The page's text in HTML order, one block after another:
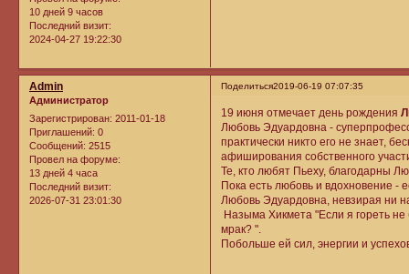
10 дней 9 часов
Последний визит:
2024-04-27 19:22:30
Поделиться2019-06-19 07:07:35
Admin
Администратор
Зарегистрирован: 2011-01-18
Приглашений: 0
Сообщений: 2515
Провел на форуме:
13 дней 4 часа
Последний визит:
2026-07-31 23:01:30
19 июня отмечает день рождения
Любовь Эдуардовна -
практически никто его не знает,
афиширования собственного
Те, кто любят Пьеху, благодарны
Пока есть любовь и вдохновение
Любовь Эдуардовна, невзирая ни
Назыма Хикмета "Если я гореть
мрак? ".
Побольше ей сил, энергии и